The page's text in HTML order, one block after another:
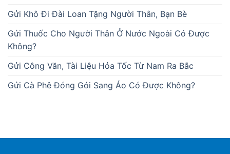
Gửi Khô Đi Đài Loan Tặng Người Thân, Bạn Bè
Gửi Thuốc Cho Người Thân Ở Nước Ngoài Có Được
Không?
Gửi Công Văn, Tài Liệu Hỏa Tốc Từ Nam Ra Bắc
Gửi Cà Phê Đóng Gói Sang Áo Có Được Không?